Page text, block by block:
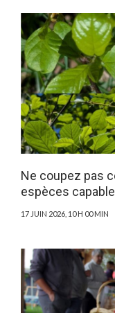
Ne coupez pas
espèces
17 JUIN 2026, 10 H 00 MIN